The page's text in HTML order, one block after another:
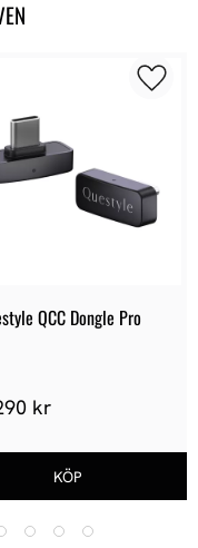
QCC Dongle Pro
kr